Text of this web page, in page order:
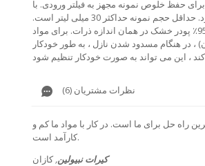
برای حفظ خلوص نمونه مجهز به فیلتر ورودی. با
حداکثر 30 میلی لیتر است.
برای مواد
، در هنگام مسدود شدن نازل ، به طور خودکار
نظرات مشتریان (6)
راه حل برای ما است. در کار با مواد ما کم و
کارآمد است.
کیرات نبیولین,کازان